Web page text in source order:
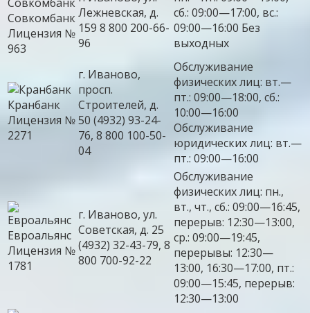
Совкомбанк
Лицензия №
963
Лежневская, д.
159 8 800 200-66-
96
сб.: 09:00—17:00, вс.:
09:00—16:00 Без
выходных
Кранбанк
Лицензия №
2271
г. Иваново,
просп.
Строителей, д.
50 (4932) 93-24-
76, 8 800 100-50-
04
Обслуживание
физических лиц: вт.—
пт.: 09:00—18:00, сб.:
10:00—16:00
Обслуживание
юридических лиц: вт.—
пт.: 09:00—16:00
Евроальянс
Лицензия №
1781
г. Иваново, ул.
Советская, д. 25
(4932) 32-43-79, 8
800 700-92-22
Обслуживание
физических лиц: пн.,
вт., чт., сб.: 09:00—16:45,
перерыв: 12:30—13:00,
ср.: 09:00—19:45,
перерывы: 12:30—
13:00, 16:30—17:00, пт.:
09:00—15:45, перерыв:
12:30—13:00